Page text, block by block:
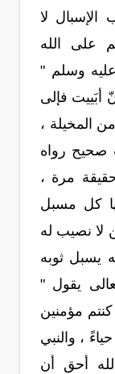
لا
على الله
وسلم "
أبَييت فإلى
من المخيلة ،
صحيح رواه
مرة ،
كل مسبل
لا نصيب له
يسبل ثوبه
يقول "
مؤمنين
، والنبي
أحق أن